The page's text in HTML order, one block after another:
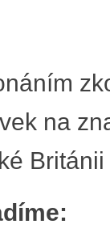
na